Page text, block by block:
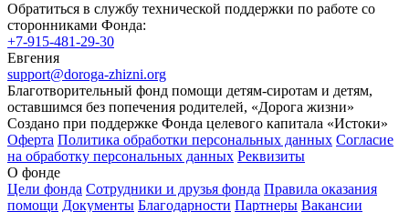
Обратиться в службу технической поддержки по работе со
сторонниками Фонда:
+7-915-481-29-30
Евгения
support@doroga-zhizni.org
Благотворительный фонд помощи детям-сиротам и детям,
оставшимся без попечения родителей, «Дорога жизни»
Создано при поддержке Фонда целевого капитала «Истоки»
Оферта Политика обработки персональных данных Согласие
на обработку персональных данных Реквизиты
О фонде
Цели фонда Сотрудники и друзья фонда Правила оказания
помощи Документы Благодарности Партнеры Вакансии